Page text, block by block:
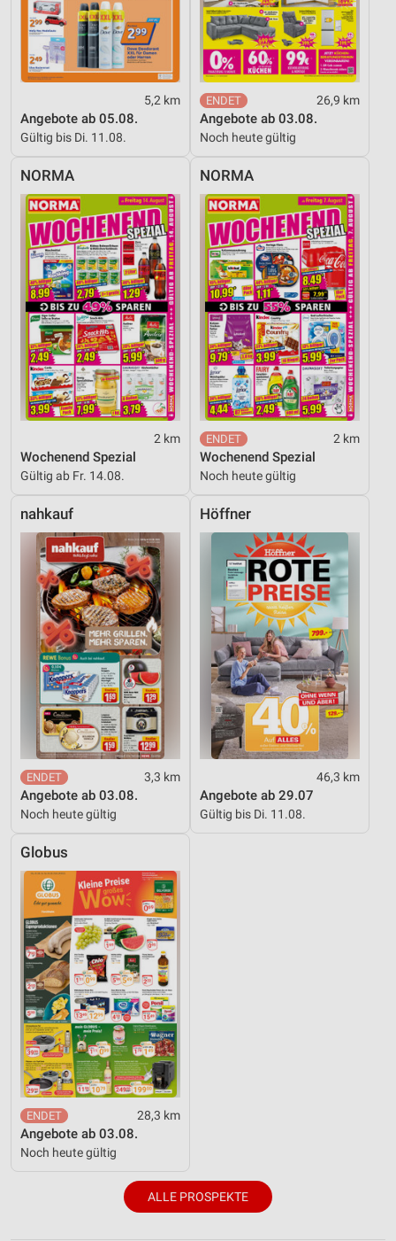
5,2 km
Angebote ab 05.08.
Gültig bis Di. 11.08.
26,9 km
Angebote ab 03.08.
Noch heute gültig
NORMA
2 km
Wochenend Spezial
Gültig ab Fr. 14.08.
NORMA
2 km
Wochenend Spezial
Noch heute gültig
nahkauf
3,3 km
Angebote ab 03.08.
Noch heute gültig
Höffner
46,3 km
Angebote ab 29.07
Gültig bis Di. 11.08.
Globus
28,3 km
Angebote ab 03.08.
Noch heute gültig
ALLE PROSPEKTE